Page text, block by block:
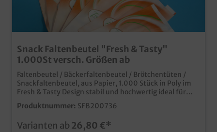
Snack Faltenbeutel "Fresh & Tasty"
1.000St versch. Größen ab
Faltenbeutel / Bäckerfaltenbeutel / Brötchentüten /
Snackfaltenbeutel, aus Papier, 1.000 Stück in Poly im
Fresh & Tasty Design stabil und hochwertig ideal für
Backwaren wie Brötchen, Semmeln, usw. oder Snacks
verschiedene Maße im Shop erhältlich Qualität "Made
wenden Sie sich für Anfragen einfach an unseren
Produktnummer: SFB200736
Varianten ab 26,80 €*